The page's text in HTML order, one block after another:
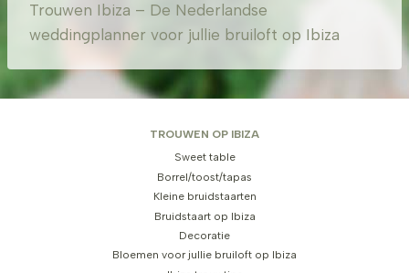
Trouwen Ibiza – De Nederlandse
weddingplanner voor jullie bruiloft op Ibiza
TROUWEN OP IBIZA
Sweet table
Borrel/toost/tapas
Kleine bruidstaarten
Bruidstaart op Ibiza
Decoratie
Bloemen voor jullie bruiloft op Ibiza